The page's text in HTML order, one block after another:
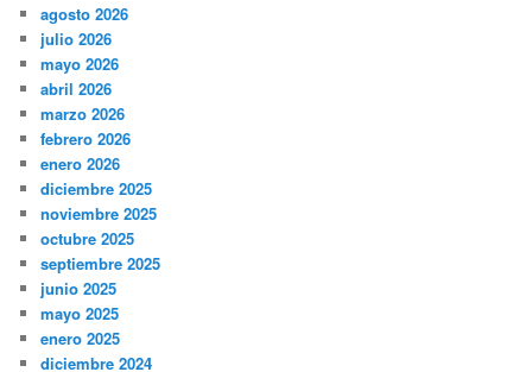
agosto 2026
julio 2026
mayo 2026
abril 2026
marzo 2026
febrero 2026
enero 2026
diciembre 2025
noviembre 2025
octubre 2025
septiembre 2025
junio 2025
mayo 2025
enero 2025
diciembre 2024